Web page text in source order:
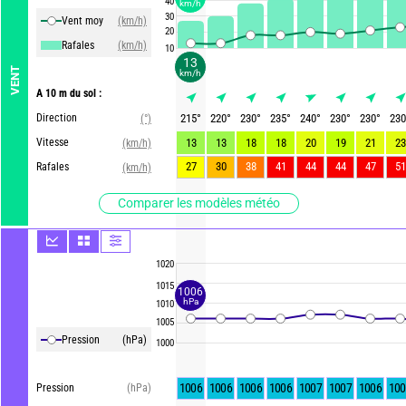
VENT
Vent moy
(km/h)
Rafales
(km/h)
A 10 m du sol :
Direction
(°)
Vitesse
(km/h)
Rafales
(km/h)
Comparer les modèles météo
Pression (hPa)
Pression (hPa)
30
20
10
1020
1015
1010
1005
1000
215° 220° 230° 235° 240° 230° 230°
230
13
13 18 18 20 19 21
23
27
30 38 41 44 44 47 51
1006 1006 1006 1006 1007 1007 1006
13
km/h
km/h
1006
hPa